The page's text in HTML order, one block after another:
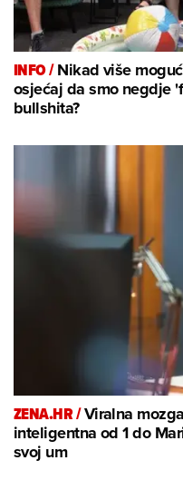
INFO /Nikad više
osjećaj da smo negdje
bullshita?
ZENA.HR /Viralna
inteligentna od 1 do
svoj um